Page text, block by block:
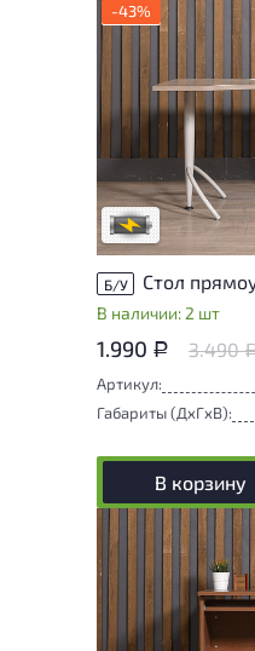
-43%
Степень износа
проверки. Вы
дополнительную
сотрудников
В обработке
Б/У
В наличии: 2 шт
1.990 Р 3.490
Артикул:
Габариты (ДxГxВ):
В корзину
Степень износа